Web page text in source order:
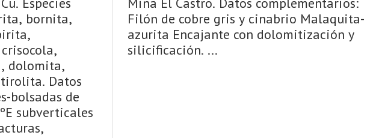
bornita,
dolomita,
Datos
bolsadas de
subverticales
Filón de cobre gris y cinabrio Malaquita-
azurita Encajante con dolomitización y
silicificación. ...